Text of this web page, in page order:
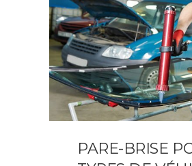
PARE-BRISE